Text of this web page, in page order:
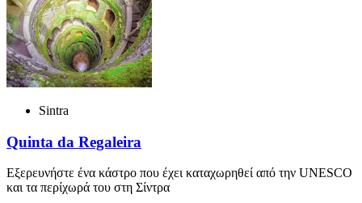
Sintra
Quinta da Regaleira
Εξερευνήστε ένα κάστρο που έχει καταχωρηθεί από την UNESCO
και τα περίχωρά του στη Σίντρα